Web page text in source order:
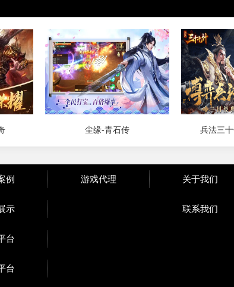
尘缘-青石传 兵法三
例
示
台
台
游戏代理 关于我们
联系我们